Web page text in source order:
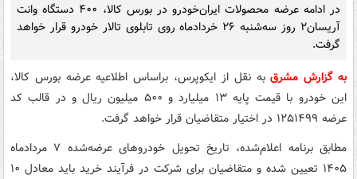
در ادامه عرضه محصولات ایران‌خودرو در بورس کالا، ۴۰۰ دستگاه وانت
آریسان۲ روز سه‌شنبه ۲۶ خردادماه روی تابلوی تالار خودرو قرار خواهد
گرفت.
به گزارش مشرقبه نقل از ایکوپرس، براساس اطلاعیه عرضه بورس کالا،
این خودرو با قیمت پایه ۱۳ میلیارد و ۵۰۰ میلیون ریال و در قالب کد
عرضه ۱۲۵۱۴۹۹ در اختیار متقاضیان قرار خواهد گرفت.
مطابق برنامه اعلام‌شده، تاریخ تحویل خودروهای عرضه‌شده ۷ مردادماه
۱۴۰۵ تعیین شده و متقاضیان برای شرکت در فرآیند خرید باید معادل ۱۰